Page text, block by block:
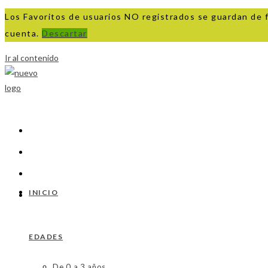
Los Favoritos de usuarios NO registrados se guardan
cuenta. Descartar
Ir al contenido
INICIO
EDADES